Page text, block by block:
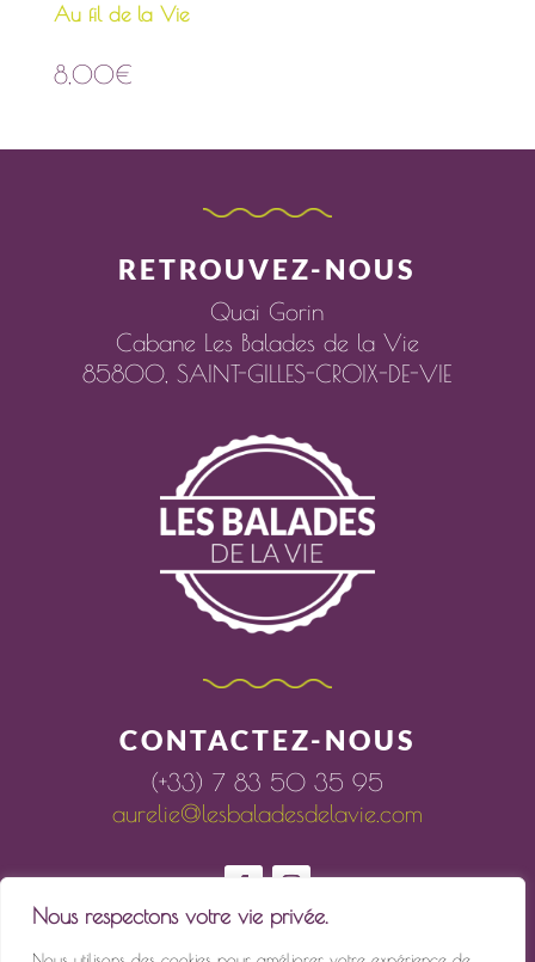
Nous respectons votre vie privée.
Au fil de la Vie
8,00€
RETROUVEZ-NOUS
Quai Gorin
Cabane Les Balades de la Vie
85800,SAINT-GILLES-CROIX-DE-VIE
CONTACTEZ-NOUS
(+33) 7 83 50 35 95
aurelie@lesbaladesdelavie.com